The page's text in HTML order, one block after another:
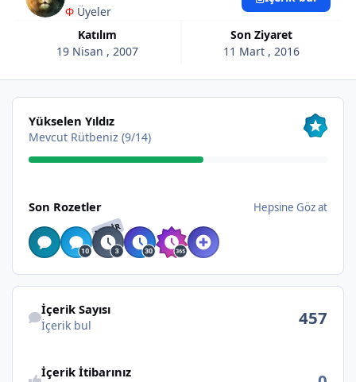
Φ Üyeler
Katılım
19 Nisan , 2007
Son Ziyaret
11 Mart , 2016
Hepsine Göz at
Yükselen Yıldız
Mevcut Rütbeniz (9/14)
Son Rozetler Hepsine Göz at
NADIR
İçerik bul
İçerik Sayısı
İçerik bul 457
İçerik İtibarınız